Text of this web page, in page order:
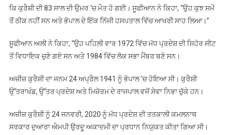
ਕਿ ਕੁਰੈਸ਼ੀ ਦੀ 83 ਸਾਲ ਦੀ ਉਮਰ ‘ਚ ਮੌਤ ਹੋ ਗਈ। ਸੂਫੀਆਨ ਨੇ ਕਿਹਾ, “ਉਹ ਕੁਝ ਸਮੇਂ
ਤੋਂ ਠੀਕ ਨਹੀਂ ਸਨ ਅਤੇ ਭੋਪਾਲ ਦੇ ਇੱਕ ਨਿੱਜੀ ਹਸਪਤਾਲ ਵਿੱਚ ਆਖਰੀ ਸਾਹ ਲਿਆ।”
ਸੂਫੀਆਨ ਅਲੀ ਨੇ ਕਿਹਾ, “ਉਹ ਪਹਿਲੀ ਵਾਰ 1972 ਵਿੱਚ ਮੱਧ ਪ੍ਰਦੇਸ਼ ਦੀ ਸਿਹੋਰ ਸੀਟ
ਤੋਂ ਵਿਧਾਇਕ ਚੁਣੇ ਗਏ ਸਨ ਅਤੇ 1984 ਵਿੱਚ ਲੋਕ ਸਭਾ ਮੈਂਬਰ ਬਣੇ ਸਨ।
ਅਜ਼ੀਜ਼ ਕੁਰੈਸ਼ੀ ਦਾ ਜਨਮ 24 ਅਪ੍ਰੈਲ 1941 ਨੂੰ ਭੋਪਾਲ ‘ਚ ਹੋਇਆ ਸੀ। ਕੁਰੈਸ਼ੀ
ਉੱਤਰਾਖੰਡ, ਉੱਤਰ ਪ੍ਰਦੇਸ਼ ਅਤੇ ਮਿਜ਼ੋਰਮ ਦੇ ਰਾਜਪਾਲ ਵਜੋਂ ਸੇਵਾ ਨਿਭਾ ਚੁੱਕੇ ਹਨ।
ਅਜ਼ੀਜ਼ ਕੁਰੈਸ਼ੀ ਨੂੰ 24 ਜਨਵਰੀ, 2020 ਨੂੰ ਮੱਧ ਪ੍ਰਦੇਸ਼ ਦੀ ਤਤਕਾਲੀ ਕਮਲਨਾਥ
ਸਰਕਾਰ ਦੁਆਰਾ ਐਮਪੀ ਉਰਦੂ ਅਕਾਦਮੀ ਦਾ ਪ੍ਰਧਾਨ ਨਿਯੁਕਤ ਕੀਤਾ ਗਿਆ ਸੀ।